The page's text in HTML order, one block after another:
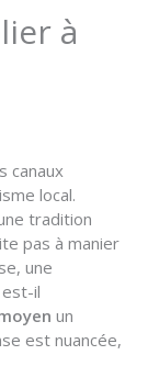
à
canaux
local.
tradition
pas à manier
une
est-il
un
est nuancée,